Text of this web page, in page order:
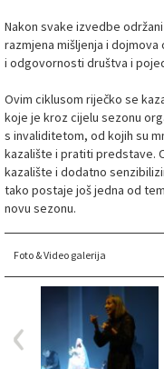
Nakon svake izvedbe
razmjena mišljenja i
i odgovornosti društva i
Ovim ciklusom riječko se
koje je kroz cijelu sezonu
s invaliditetom, od kojih su
kazalište i pratiti predstave.
kazalište i dodatno
tako postaje još jedna od
novu sezonu.
Foto & Video galerija